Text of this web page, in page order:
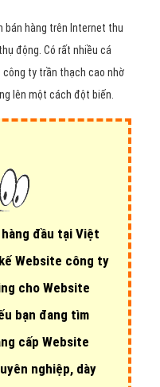
bán hàng trên Internet thu
động. Có rất nhiều cá
công ty trần thạch cao nhờ
lên một cách đột biến.
đầu tại Việt
Website công ty
cho Website
bạn đang tìm
cấp Website
nghiệp, dày